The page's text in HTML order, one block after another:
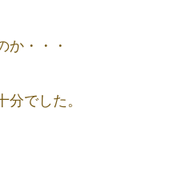
か・・・
でした。